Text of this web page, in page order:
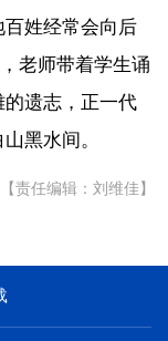
姓经常会向后
老师带着学生诵
遗志，正一代
黑水间。
【责任编辑：刘维佳】